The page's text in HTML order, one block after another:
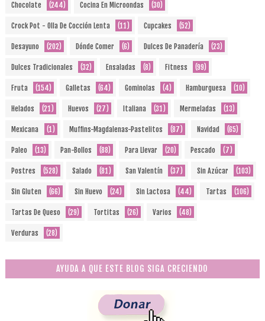
Chocolate (244) Cocina En Microondas (30)
Crock Pot - Olla De Cocción Lenta (11) Cupcakes (52)
Desayuno (202) Dónde Comer (6) Dulces De Panadería (23)
Dulces Tradicionales (32) Ensaladas (8) Fitness (99)
Fruta (154) Galletas (64) Gominolas (4) Hamburguesa (10)
Helados (21) Huevos (27) Italiana (31) Mermeladas (13)
Mexicana (1) Muffins-Magdalenas-Pastelitos (87) Navidad (65)
Paleo (13) Pan-Bollos (88) Para Llevar (20) Pescado (7)
Postres (528) Salado (81) San Valentín (37) Sin Azúcar (103)
Sin Gluten (66) Sin Huevo (24) Sin Lactosa (44) Tartas (106)
Tartas De Queso (29) Tortitas (26) Varios (48)
Verduras (28)
AYUDA A QUE ESTE BLOG SIGA CRECIENDO